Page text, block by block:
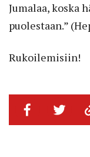
Jumalaa, koska
puolestaan.”
Rukoilemisiin!